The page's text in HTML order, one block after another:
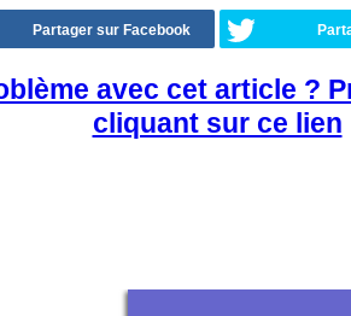
Partager sur Facebook
avec cet article ?
cliquant sur ce lien